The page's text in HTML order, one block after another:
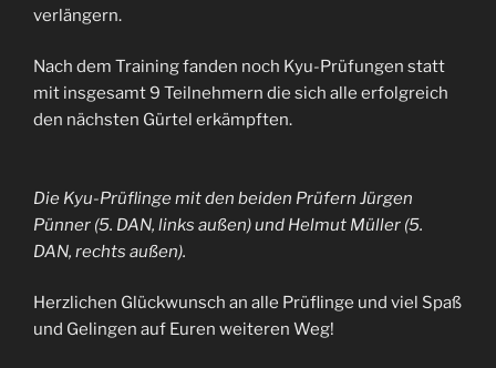
verlängern.
Nach dem Training fanden noch Kyu-Prüfungen statt
mit insgesamt 9 Teilnehmern die sich alle erfolgreich
den nächsten Gürtel erkämpften.
Die Kyu-Prüflinge mit den beiden Prüfern Jürgen
Pünner (5. DAN, links außen) und Helmut Müller (5.
DAN, rechts außen).
Herzlichen Glückwunsch an alle Prüflinge und viel Spaß
und Gelingen auf Euren weiteren Weg!